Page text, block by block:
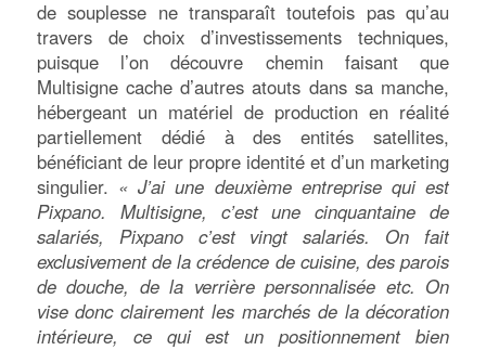
de souplesse ne transparaît toutefois pas qu’au
travers de choix d’investissements techniques,
puisque l’on découvre chemin faisant que
Multisigne cache d’autres atouts dans sa manche,
hébergeant un matériel de production en réalité
partiellement dédié à des entités satellites,
bénéficiant de leur propre identité et d’un marketing
singulier. « J’ai une deuxième entreprise qui est
Pixpano. Multisigne, c’est une cinquantaine de
salariés, Pixpano c’est vingt salariés. On fait
exclusivement de la crédence de cuisine, des parois
de douche, de la verrière personnalisée etc. On
vise donc clairement les marchés de la décoration
intérieure, ce qui est un positionnement bien